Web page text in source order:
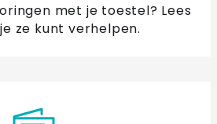
met je toestel? Lees
ze kunt verhelpen.